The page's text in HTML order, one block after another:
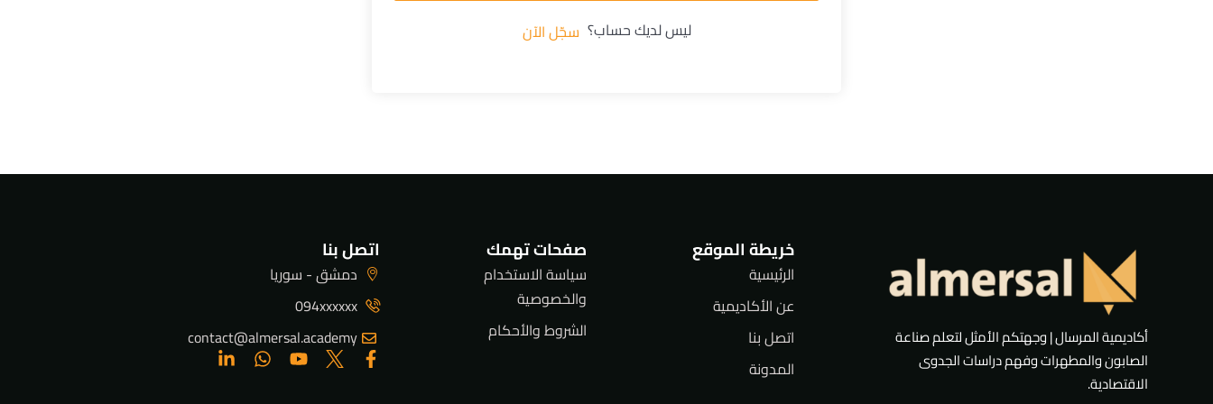
ليس لديك حساب؟ سجّل الآن
أكاديمية المرسال | وجهتكم الأمثل لتعلم صناعة
الصابون والمطهرات وفهم دراسات الجدوى
الاقتصادية.
خريطة الموقع
الرئيسية
عن الأكاديمية
اتصل بنا
المدونة
صفحات تهمك
سياسة الاستخدام
والخصوصية
الشروط والأحكام
اتصل بنا
دمشق - سوريا
094xxxxxx
contact@almersal.academy